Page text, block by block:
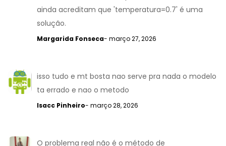
ainda acreditam que 'temperatura=0.7' é uma
solução.
Margarida Fonseca- março 27, 2026
isso tudo e mt bosta nao serve pra nada o modelo
ta errado e nao o metodo
Isacc Pinheiro- março 28, 2026
O problema real não é o método de